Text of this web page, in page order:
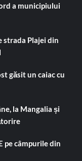
a municipiului
strada Plajei din
găsit un caiac cu
la Mangalia și
pe câmpurile din